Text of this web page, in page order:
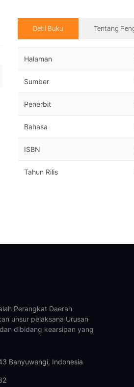
Detil Buku Tentang
Halaman
Sumber
Penerbit
Bahasa
ISBN
Tahun Rilis
Perangkat Daerah
unsur pelaksana Urusan
dibidang kearsipan yang
Banyuwangi, Indonesia